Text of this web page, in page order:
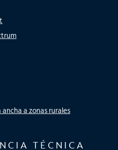
a zonas rurales
TÉCNICA